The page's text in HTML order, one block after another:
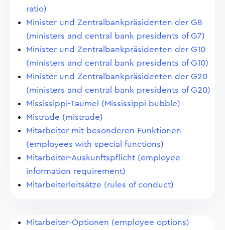
ratio)
Minister und Zentralbankpräsidenten der G8
(ministers and central bank presidents of G7)
Minister und Zentralbankpräsidenten der G10
(ministers and central bank presidents of G10)
Minister und Zentralbankpräsidenten der G20
(ministers and central bank presidents of G20)
Mississippi-Taumel (Mississippi bubble)
Mistrade (mistrade)
Mitarbeiter mit besonderen Funktionen
(employees with special functions)
Mitarbeiter-Auskunftspflicht (employee
information requirement)
Mitarbeiterleitsätze (rules of conduct)
Mitarbeiter-Optionen (employee options)